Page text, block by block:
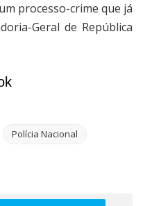
processo-crime que já
Geral de República
Polícia Nacional